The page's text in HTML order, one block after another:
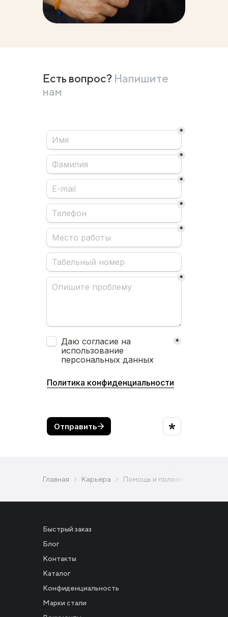
Есть вопрос? Напишите
нам
Главная Карьера Помощь и полезная
Быстрый заказ
Блог
Контакты
Каталог
Конфиденциальность
Марки стали
Новости